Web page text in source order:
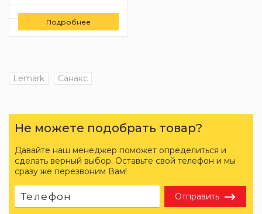
Заказать
Подробнее
Lemark Санакс
Не можете подобрать товар?
Давайте наш менеджер поможет определиться и
сделать верный выбор. Оставьте свой телефон и мы
сразу же перезвоним Вам!
Отправить